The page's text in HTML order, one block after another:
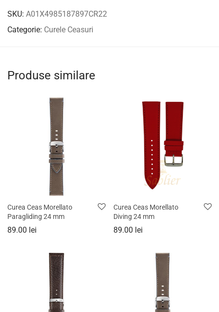
SKU: A01X4985187897CR22
Categorie: Curele Ceasuri
Produse similare
Curea Ceas Morellato
Paragliding 24 mm
89.00 lei
Curea Ceas Morellato
Diving 24 mm
89.00 lei